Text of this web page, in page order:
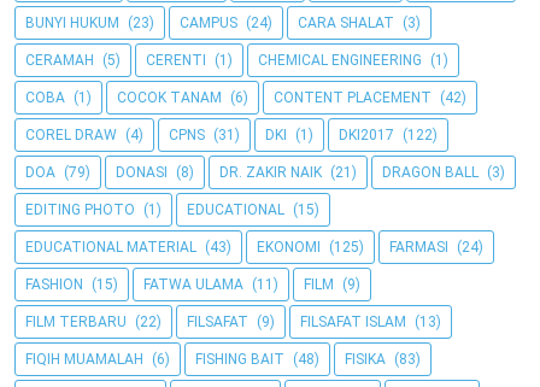
BUNYI HUKUM (23) CAMPUS (24) CARA SHALAT (3)
CERAMAH (5) CERENTI (1) CHEMICAL ENGINEERING (1)
COBA (1) COCOK TANAM (6) CONTENT PLACEMENT (42)
COREL DRAW (4) CPNS (31) DKI (1) DKI2017 (122)
DOA (79) DONASI (8) DR. ZAKIR NAIK (21) DRAGON BALL (3)
EDITING PHOTO (1) EDUCATIONAL (15)
EDUCATIONAL MATERIAL (43) EKONOMI (125) FARMASI (24)
FASHION (15) FATWA ULAMA (11) FILM (9)
FILM TERBARU (22) FILSAFAT (9) FILSAFAT ISLAM (13)
FIQIH MUAMALAH (6) FISHING BAIT (48) FISIKA (83)